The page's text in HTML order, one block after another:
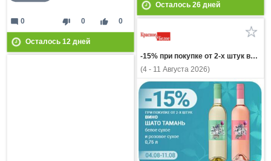
Осталось 26дней
thumb_down 0 thumb_up 0
mode_comment 0
Осталось 12дней
-15% при покупке от 2-х штук вино ШАТО ТАМАНЬ белое сухое и розовое сухое 0,75л
(4 - 11 Августа 2026)